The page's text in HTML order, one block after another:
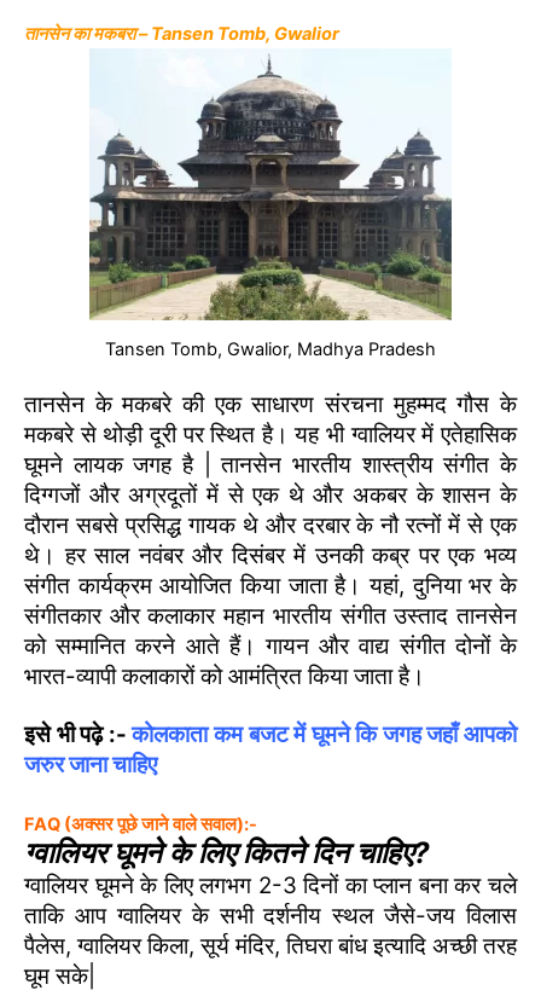
तानसेन का मकबरा – Tansen Tomb, Gwalior
Tansen Tomb, Gwalior, Madhya Pradesh
तानसेन के मकबरे की एक साधारण संरचना मुहम्मद गौस के
मकबरे से थोड़ी दूरी पर स्थित है। यह भी ग्वालियर में एतेहासिक
घूमने लायक जगह है | तानसेन भारतीय शास्त्रीय संगीत के
दिग्गजों और अग्रदूतों में से एक थे और अकबर के शासन के
दौरान सबसे प्रसिद्ध गायक थे और दरबार के नौ रत्नों में से एक
थे। हर साल नवंबर और दिसंबर में उनकी कब्र पर एक भव्य
संगीत कार्यक्रम आयोजित किया जाता है। यहां, दुनिया भर के
संगीतकार और कलाकार महान भारतीय संगीत उस्ताद तानसेन
को सम्मानित करने आते हैं। गायन और वाद्य संगीत दोनों के
भारत-व्यापी कलाकारों को आमंत्रित किया जाता है।
इसे भी पढ़े :-कोलकाता कम बजट में घूमने कि जगह जहाँ आपको
जरुर जाना चाहिए
FAQ (अक्सर पूछे जाने वाले सवाल):-
ग्वालियर घूमने के लिए कितने दिन चाहिए?
ग्वालियर घूमने के लिए लगभग 2-3 दिनों का प्लान बना कर चले
ताकि आप ग्वालियर के सभी दर्शनीय स्थल जैसे-जय विलास
पैलेस, ग्वालियर किला, सूर्य मंदिर, तिघरा बांध इत्यादि अच्छी तरह
घूम सके|